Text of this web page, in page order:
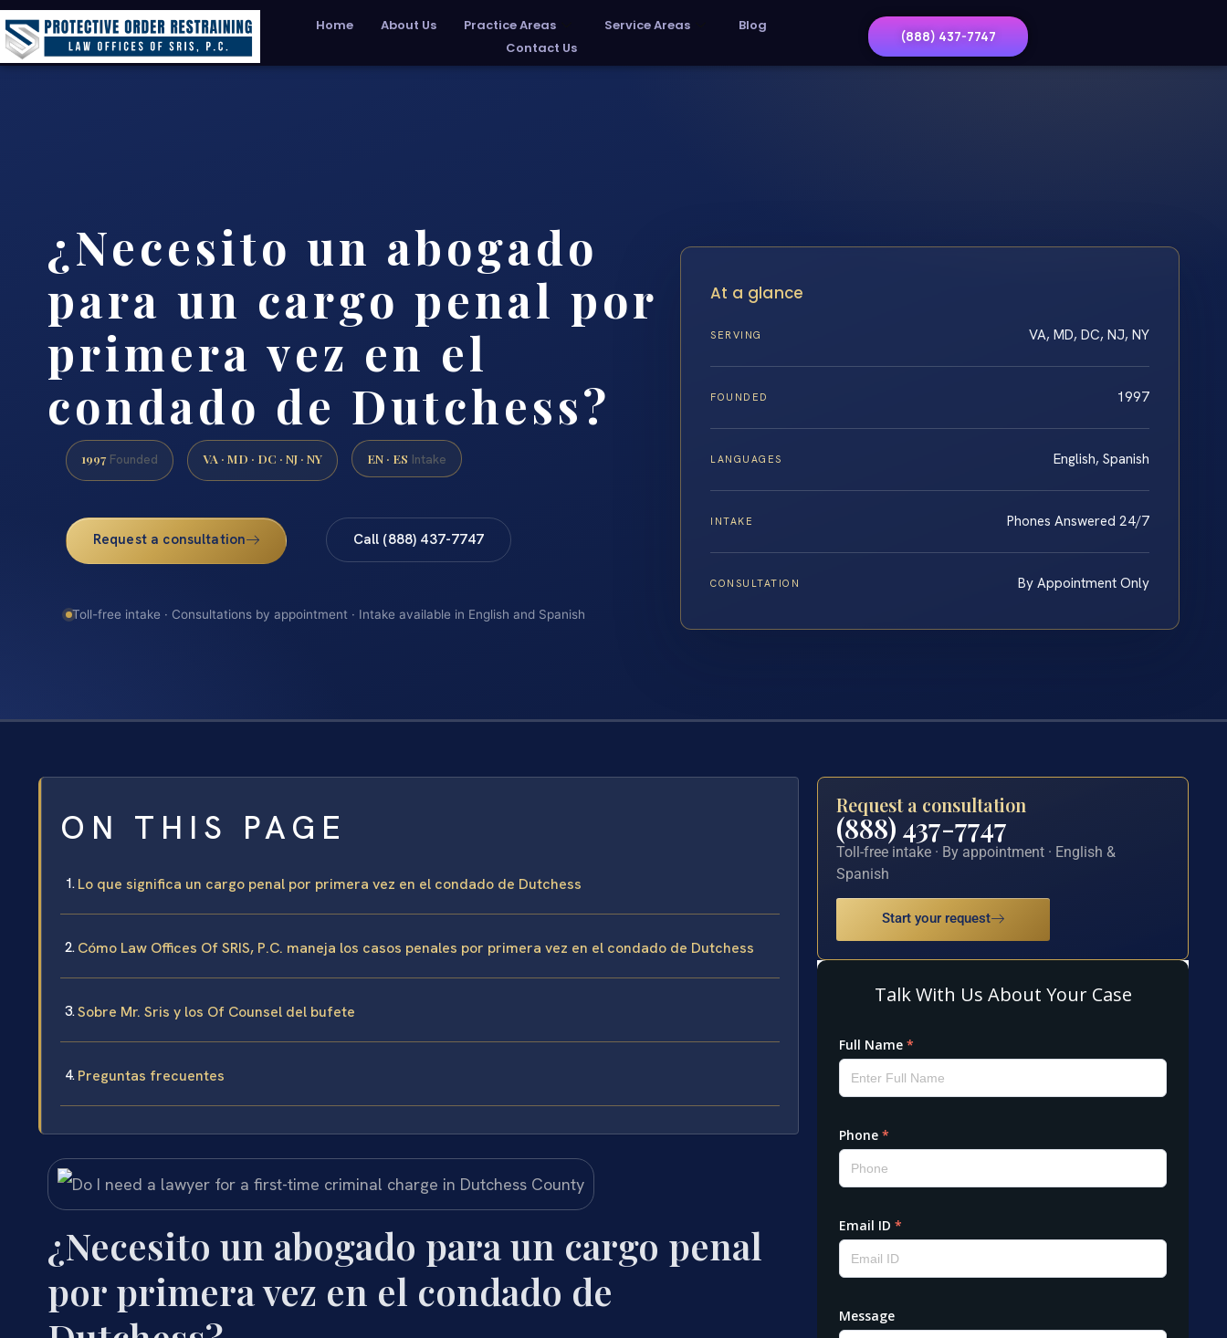
Home About Us Practice Areas Service Areas
Blog
Contact Us
(888) 437-7747
¿Necesito un abogado
para un cargo penal por
primera vez en el
condado de Dutchess?
1997 Founded VA · MD · DC · NJ · NY EN · ES Intake
Request a consultation Call (888) 437-7747
Toll-free intake · Consultations by appointment · Intake available in English and Spanish
At a glance
SERVING VA, MD, DC, NJ, NY
FOUNDED 1997
LANGUAGES English, Spanish
INTAKE Phones Answered 24/7
CONSULTATION By Appointment Only
ON THIS PAGE
Lo que significa un cargo penal por primera vez en el condado de Dutchess
Cómo Law Offices Of SRIS, P.C. maneja los casos penales por primera vez en el condado de Dutchess
Sobre Mr. Sris y los Of Counsel del bufete
Preguntas frecuentes
¿Necesito un abogado para un cargo penal
por primera vez en el condado de
Request a consultation
(888) 437-7747
Toll-free intake · By appointment · English &
Spanish
Start your request